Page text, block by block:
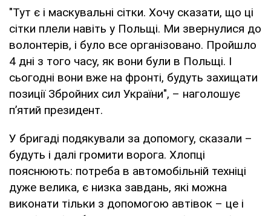
"Тут є і маскувальні сітки. Хочу сказати, що ці
сітки плели навіть у Польщі. Ми звернулися до
волонтерів, і було все організовано. Пройшло
4 дні з того часу, як вони були в Польщі. І
сьогодні вони вже на фронті, будуть захищати
позиції Збройних сил України", – наголошує
п’ятий президент.
У бригаді подякували за допомогу, сказали –
будуть і далі громити ворога. Хлопці
пояснюють: потреба в автомобільній техніці
дуже велика, є низка завдань, які можна
виконати тільки з допомогою автівок – це і